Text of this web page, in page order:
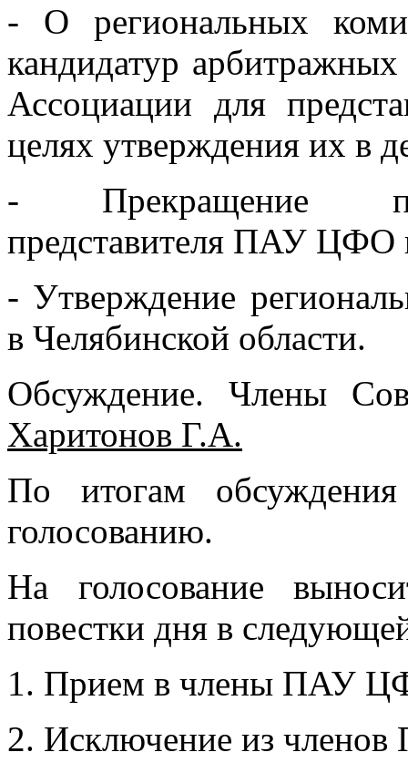
- О региональных
кандидатур
Ассоциации для
целях утверждения их в
- Прекращение
представителя ПАУ ЦФО
- Утверждение
в Челябинской области.
Обсуждение. Члены
Харитонов Г.А.
По итогам
голосованию.
На голосование
повестки дня в
Прием в члены ПАУ
Исключение из